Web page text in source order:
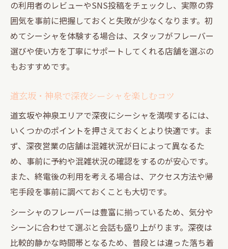
の利用者のレビューやSNS投稿をチェックし、実際の雰
囲気を事前に把握しておくと失敗が少なくなります。初
めてシーシャを体験する場合は、スタッフがフレーバー
選びや使い方を丁寧にサポートしてくれる店舗を選ぶの
もおすすめです。
道玄坂・神泉で深夜シーシャを楽しむコツ
道玄坂や神泉エリアで深夜にシーシャを満喫するには、
いくつかのポイントを押さえておくとより快適です。ま
ず、深夜営業の店舗は混雑状況が日によって異なるた
め、事前に予約や混雑状況の確認をするのが安心です。
また、終電後の利用を考える場合は、アクセス方法や帰
宅手段を事前に調べておくことも大切です。
シーシャのフレーバーは豊富に揃っているため、気分や
シーンに合わせて選ぶと会話も盛り上がります。深夜は
比較的静かな時間帯となるため、普段とは違った落ち着